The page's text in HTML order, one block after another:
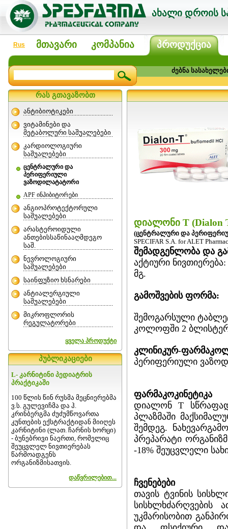
ახალი დროის
Rus მთავარი კომპანია პროდუქცია
ძებნა
დიალონი T (Dialon
(ცენტრალური და
SPECIFAR S.A. for ALET
შემადგენლობა და
აქტიური
მგ.
გამოშვების ფორმა:
შემოგარსული
კოლოფში 2
კლინიკურ-
პერიფერიული
ფარმაკოკინეტიკა
დიალონ T სწრაფად
პლაზმაში
შემდეგ.
პრეპარატი
-18% შეუცვლელი
ჩვენებები
თავის ტვინის
სისხლხძარღვების
უკმარისობით
რას გთავაზობთ
ანტიბიოტიკები
ვიტამინები და
მეტაბოლური საშუალებები
კარდიოლოგიური
საშუალებები
ცენტრალური და
პერიფერიული
ვაზოდილატატორი
APF ინჰიბიტორები
ანგიოპროტექტორული
საშუალებები
არასტეროიდული
ანთებისსაწინააღმდეგო
საშ.
ნევროლოგიური
საშუალებები
საინფუზიო ხსნარები
ანტიალერგიული
საშუალებები
მიკროფლორის
რეგულატორები
ყველა პროდუქტი
პუბლიკაციები
L- კარნიტინი პედიატრის
პრაქტიკაში
100 წლის წინ რუსმა მეცნიერებმა
ვ.ს. გულევიჩმა და ჰ.
კრინბერგმა ძუძუმწოვართა
კუნთების ექსტრაქტიდან მიიღეს
კარნიტინი (ლათ. ჩარნის ხორცი)
- ბუნებრივი ნაერთი, რომელიც
შეუცვლელ ნივთიერებას
წარმოადგენს
ორგანიზმისათვის.
დაწვრილებით...